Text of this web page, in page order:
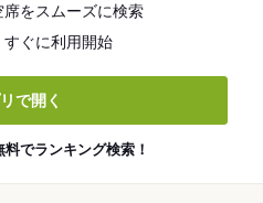
をスムーズに検索
ぐに利用開始
で開く
でランキング検索！